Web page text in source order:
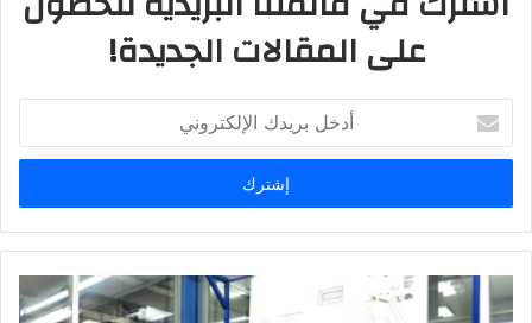
ب
على المقالات الجديدة!
خ
ب
ر
د
ك